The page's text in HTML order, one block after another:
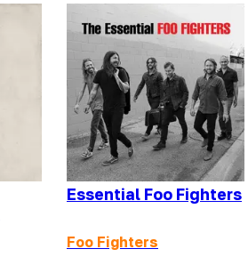
Essential Foo Fighters
Foo Fighters